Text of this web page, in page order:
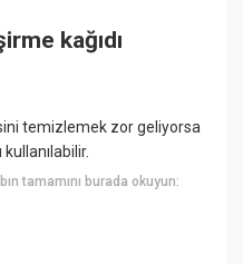
kağıdı
temizlemek zor geliyorsa
tamamını burada okuyun: